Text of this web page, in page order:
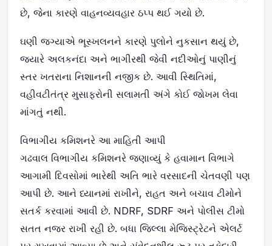
છે, જેના કારણે વાહનવ્યવહાર ઠપ્પ થઈ ગયો છે.
ઘણી જગ્યાએ ભૂસ્ખલનને કારણે પુલોને નુકસાન થયું છે,
જ્યારે અલકનંદા અને ભાગીરથી જેવી નદીઓનું પાણીનું
સ્તર ખતરાના નિશાનની નજીક છે. આવી સ્થિતિમાં,
વહીવટીતંત્ર મુસાફરોની સલામતી અંગે કોઈ જોખમ લેવા
માંગતું નથી.
વિભાગીય કમિશનરે આ માહિતી આપી
ગઢવાલ વિભાગીય કમિશનરે જણાવ્યું કે હવામાન વિભાગે
આગામી દિવસોમાં ભારેથી અતિ ભારે વરસાદની ચેતવણી પણ
આપી છે. આને ધ્યાનમાં રાખીને, રાહત અને બચાવ ટીમોને
સતર્ક કરવામાં આવી છે. NDRF, SDRF અને પોલીસ ટીમો
સતત નજર રાખી રહી છે. બધા જિલ્લા મેજિસ્ટ્રેટને એલર્ટ